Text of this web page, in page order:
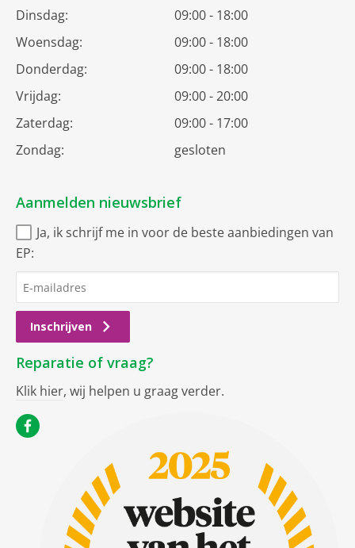
Dinsdag:
09:00 - 18:00
Woensdag:
09:00 - 18:00
Donderdag:
09:00 - 18:00
Vrijdag:
09:00 - 20:00
Zaterdag:
09:00 - 17:00
Zondag:
gesloten
Aanmelden nieuwsbrief
Ja, ik schrijf me in voor de beste aanbiedingen van
EP:
Inschrijven
Reparatie of vraag?
Klik hier, wij helpen u graag verder.